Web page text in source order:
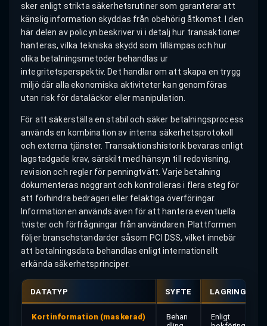
sker enligt strikta säkerhetsrutiner som garanterar att
känslig information skyddas från obehörig åtkomst. I den
här delen av policyn beskriver vi i detalj hur transaktioner
hanteras, vilka tekniska skydd som tillämpas och hur
olika betalningsmetoder behandlas ur
integritetsperspektiv. Det handlar om att skapa en trygg
miljö där alla ekonomiska aktiviteter kan genomföras
utan risk för dataläckor eller manipulation.
För att säkerställa en stabil och säker betalningsprocess
används en kombination av interna säkerhetsprotokoll
och externa tjänster. Transaktionshistorik bevaras enligt
lagstadgade krav, särskilt med hänsyn till redovisning,
revision och regler för penningtvätt. Varje betalning
dokumenteras noggrant och kontrolleras i flera steg för
att förhindra bedrägeri eller felaktiga överföringar.
Informationen används även för att hantera eventuella
tvister och förfrågningar från användaren. Plattformen
följer branschstandarder såsom PCI DSS, vilket innebär
att betalningsdata behandlas enligt internationellt
erkända säkerhetsprinciper.
DATATYP SYFTE LAGRINGSTID
Kortinformation (maskerad)
Behan
Enligt